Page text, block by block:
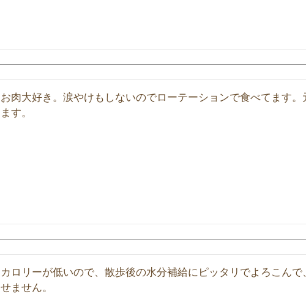
お肉大好き。涙やけもしないのでローテーションで食べてます
ます。
カロリーが低いので、散歩後の水分補給にピッタリでよろこん
せません。